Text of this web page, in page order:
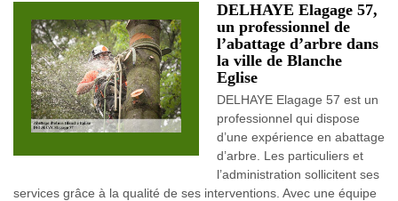
DELHAYE Elagage 57,
un professionnel de
l’abattage d’arbre dans
la ville de Blanche
Eglise
DELHAYE Elagage 57 est un
professionnel qui dispose
d’une expérience en abattage
d’arbre. Les particuliers et
l’administration sollicitent ses
services grâce à la qualité de ses interventions. Avec une équipe